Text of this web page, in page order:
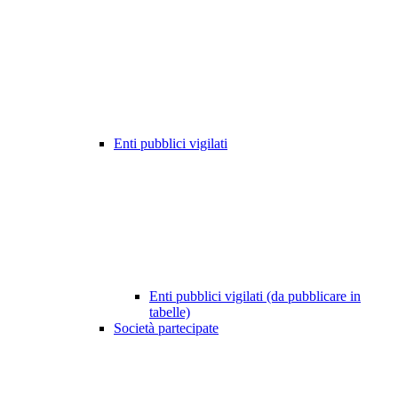
Enti pubblici vigilati
Enti pubblici vigilati (da pubblicare in
tabelle)
Società partecipate